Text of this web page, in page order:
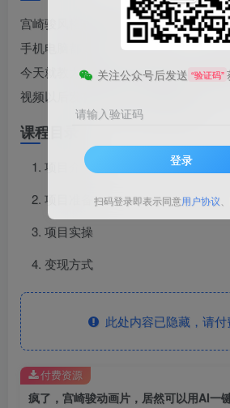
宫崎骏风格这类动画，直接用一个软
手机电脑都可以。
今天就教大家制作这类的视频，软件
视频以后发布到平台，还有奖励。
课程目录
项目介绍
项目准备
项目实操
变现方式
此处内容已隐藏，请付
疯了，宫崎骏动画片，居然可以用AI一
付费资源
关注公众号后发送 “验证码”
请输入验证码
登录
扫码登录即表示同意用户协议、